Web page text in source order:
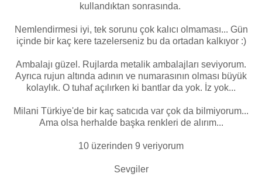
kullandıktan sonrasında.
Nemlendirmesi iyi, tek sorunu çok kalıcı olmaması... Gün
içinde bir kaç kere tazelerseniz bu da ortadan kalkıyor :)
Ambalajı güzel. Rujlarda metalik ambalajları seviyorum.
Ayrıca rujun altında adının ve numarasının olması büyük
kolaylık. O tuhaf açılırken ki bantlar da yok. İz yok...
Milani Türkiye'de bir kaç satıcıda var çok da bilmiyorum...
Ama olsa herhalde başka renkleri de alırım...
10 üzerinden 9 veriyorum
Sevgiler